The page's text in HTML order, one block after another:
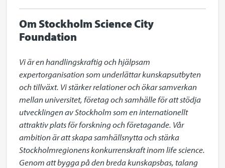
Om Stockholm Science City
Foundation
Vi är en handlingskraftig och hjälpsam
expertorganisation som underlättar kunskapsutbyten
och tillväxt. Vi stärker relationer och ökar samverkan
mellan universitet, företag och samhälle för att stödja
utvecklingen av Stockholm som en internationellt
attraktiv plats för forskning och företagande. Vår
ambition är att skapa samhällsnytta och stärka
Stockholmregionens konkurrenskraft inom life science.
Genom att bygga på den breda kunskapsbas, talang